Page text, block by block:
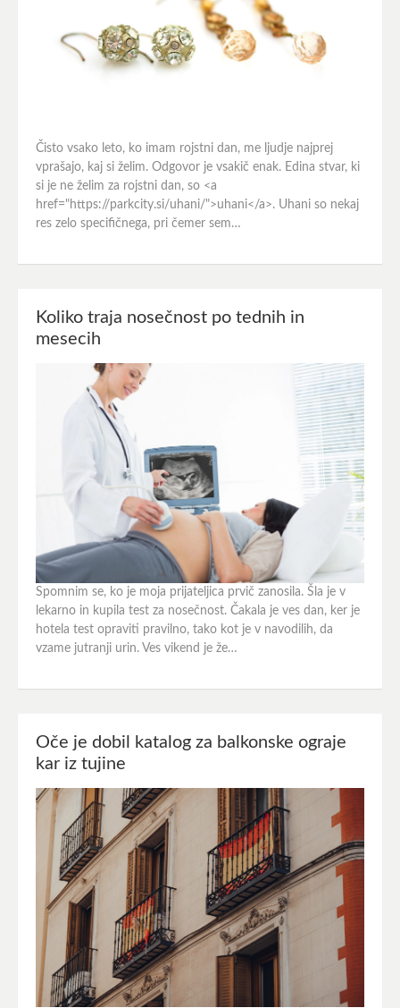
Čisto vsako leto, ko imam rojstni dan, me ljudje najprej
vprašajo, kaj si želim. Odgovor je vsakič enak. Edina stvar, ki
si je ne želim za rojstni dan, so <a
href="https://parkcity.si/uhani/">uhani</a>. Uhani so nekaj
res zelo specifičnega, pri čemer sem…
Koliko traja nosečnost po tednih in
mesecih
Spomnim se, ko je moja prijateljica prvič zanosila. Šla je v
lekarno in kupila test za nosečnost. Čakala je ves dan, ker je
hotela test opraviti pravilno, tako kot je v navodilih, da
vzame jutranji urin. Ves vikend je že…
Oče je dobil katalog za balkonske ograje
kar iz tujine